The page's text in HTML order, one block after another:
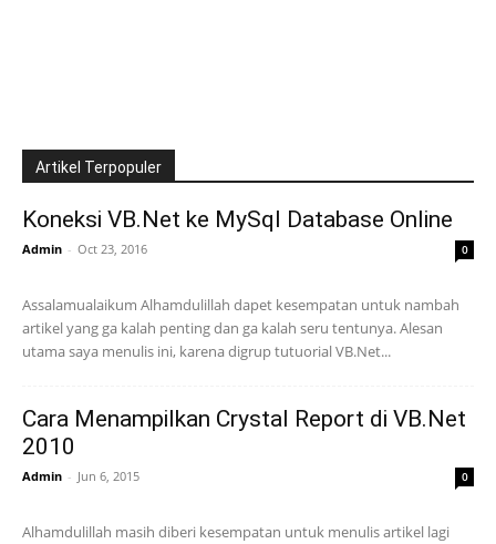
Artikel Terpopuler
Koneksi VB.Net ke MySql Database Online
Admin - Oct 23, 2016 0
Assalamualaikum Alhamdulillah dapet kesempatan untuk nambah
artikel yang ga kalah penting dan ga kalah seru tentunya. Alesan
utama saya menulis ini, karena digrup tutuorial VB.Net...
Cara Menampilkan Crystal Report di VB.Net
2010
Admin - Jun 6, 2015 0
Alhamdulillah masih diberi kesempatan untuk menulis artikel lagi